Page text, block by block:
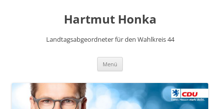
Hartmut Honka
Landtagsabgeordneter für den Wahlkreis 44
Menü